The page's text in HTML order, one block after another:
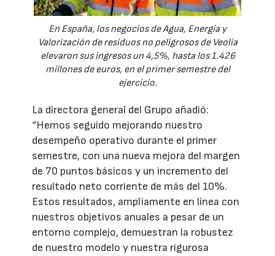
En España, los negocios de Agua, Energía y
Valorización de residuos no peligrosos de Veolia
elevaron sus ingresos un 4,5%, hasta los 1.426
millones de euros, en el primer semestre del
ejercicio.
La directora general del Grupo añadió:
“Hemos seguido mejorando nuestro
desempeño operativo durante el primer
semestre, con una nueva mejora del margen
de 70 puntos básicos y un incremento del
resultado neto corriente de más del 10%.
Estos resultados, ampliamente en línea con
nuestros objetivos anuales a pesar de un
entorno complejo, demuestran la robustez
de nuestro modelo y nuestra rigurosa